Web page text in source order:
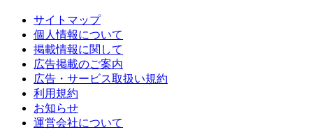
サイトマップ
個人情報について
掲載情報に関して
広告掲載のご案内
広告・サービス取扱い規約
利用規約
お知らせ
運営会社について